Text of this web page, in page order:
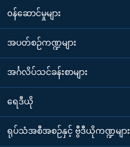
၀န်ဆောင်မှုများ
အပတ်စဉ်ကဏ္ဍများ
အင်္ဂလိပ်သင်ခန်းစာများ
ရေဒီယို
ရုပ်သံအစီအစဉ်နှင့် ဗွီဒီယိုကဏ္ဍများ